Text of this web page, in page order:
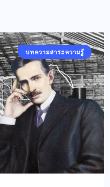
บทความพิเศษ
บทความสาระความรู้